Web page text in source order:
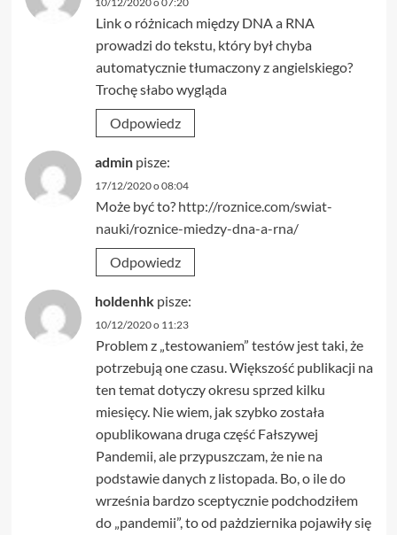
Link o różnicach między DNA a RNA
prowadzi do tekstu, który był chyba
automatycznie tłumaczony z angielskiego?
Trochę słabo wygląda
Odpowiedz
admin pisze:
17/12/2020 o 08:04
Może być to? http://roznice.com/swiat-
nauki/roznice-miedzy-dna-a-rna/
Odpowiedz
holdenhk pisze:
10/12/2020 o 11:23
Problem z „testowaniem” testów jest taki, że
potrzebują one czasu. Większość publikacji na
ten temat dotyczy okresu sprzed kilku
miesięcy. Nie wiem, jak szybko została
opublikowana druga część Fałszywej
Pandemii, ale przypuszczam, że nie na
podstawie danych z listopada. Bo, o ile do
września bardzo sceptycznie podchodziłem
do „pandemii”, to od pażdziernika pojawiły się